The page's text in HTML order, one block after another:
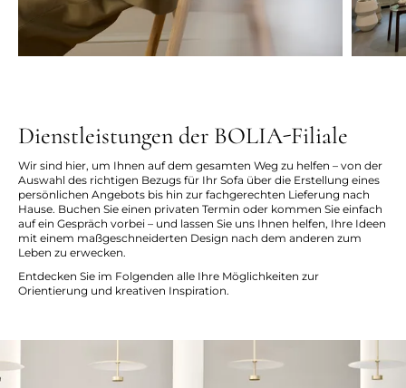
Dienstleistungen der BOLIA-Filiale
Wir sind hier, um Ihnen auf dem gesamten Weg zu helfen – von der
Auswahl des richtigen Bezugs für Ihr Sofa über die Erstellung eines
persönlichen Angebots bis hin zur fachgerechten Lieferung nach
Hause. Buchen Sie einen privaten Termin oder kommen Sie einfach
auf ein Gespräch vorbei – und lassen Sie uns Ihnen helfen, Ihre Ideen
mit einem maßgeschneiderten Design nach dem anderen zum
Leben zu erwecken.
Entdecken Sie im Folgenden alle Ihre Möglichkeiten zur
Orientierung und kreativen Inspiration.